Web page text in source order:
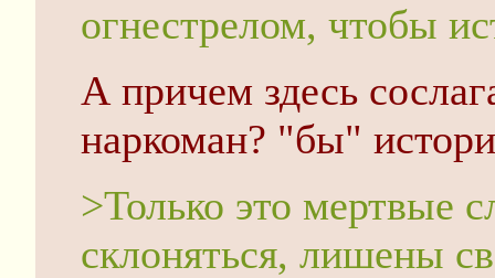
огнестрелом, чтобы
А причем здесь
наркоман? "бы"
>Только это мертвые
склоняться, лишены